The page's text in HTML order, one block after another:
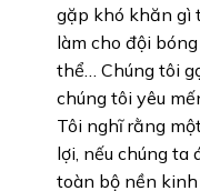
gặp khó khăn gì
làm cho đội
thể… Chúng tôi
chúng tôi yêu
Tôi nghĩ rằng
lợi, nếu chúng ta
toàn bộ nền kinh